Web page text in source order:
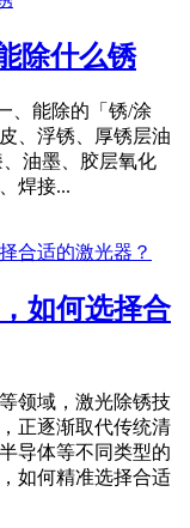
除什么锈
、能除的「锈/涂
、浮锈、厚锈层油
油墨、胶层氧化
焊接...
如何选择合
领域，激光除锈技
正逐渐取代传统清
导体等不同类型的
如何精准选择合适